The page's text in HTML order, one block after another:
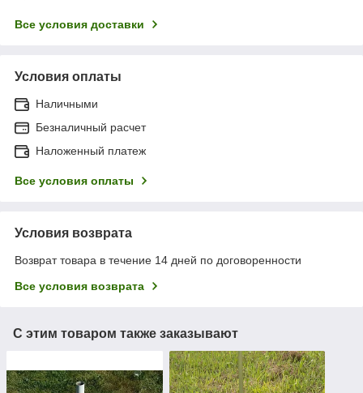
Все условия доставки
Условия оплаты
Наличными
Безналичный расчет
Наложенный платеж
Все условия оплаты
Условия возврата
Возврат товара в течение 14 дней по договоренности
Все условия возврата
С этим товаром также заказывают